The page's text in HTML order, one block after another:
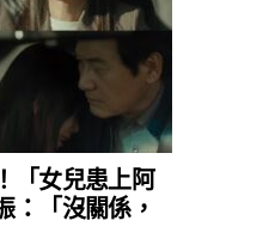
「女兒患上阿
：「沒關係，